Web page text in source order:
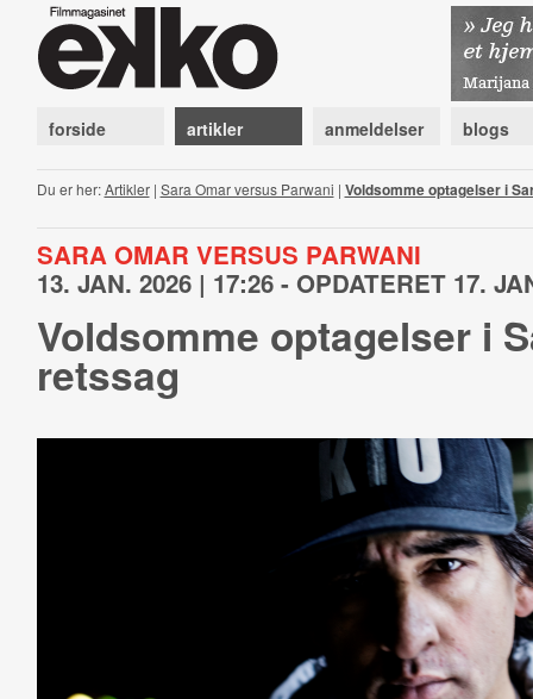
forside artikler anmeldelser blogs
Du er her:Artikler| Sara Omar versus Parwani | Voldsomme optagelser i
SARA OMAR VERSUS PARWANI
13. JAN. 2026 | 17:26 - OPDATERET 17.
Voldsomme optagelser i
retssag